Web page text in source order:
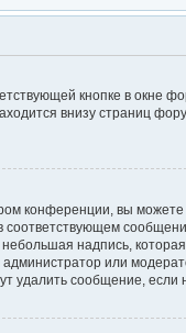
кнопке в окне
внизу страниц
конференции, вы
соответствующем
надпись,
или
удалить сообщение, если